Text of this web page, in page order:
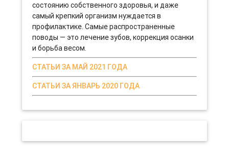
состоянию собственного здоровья, и даже
самый крепкий организм нуждается в
профилактике. Самые распространенные
поводы — это лечение зубов, коррекция осанки
и борьба весом.
СТАТЬИ ЗА МАЙ 2021 ГОДА
СТАТЬИ ЗА ЯНВАРЬ 2020 ГОДА